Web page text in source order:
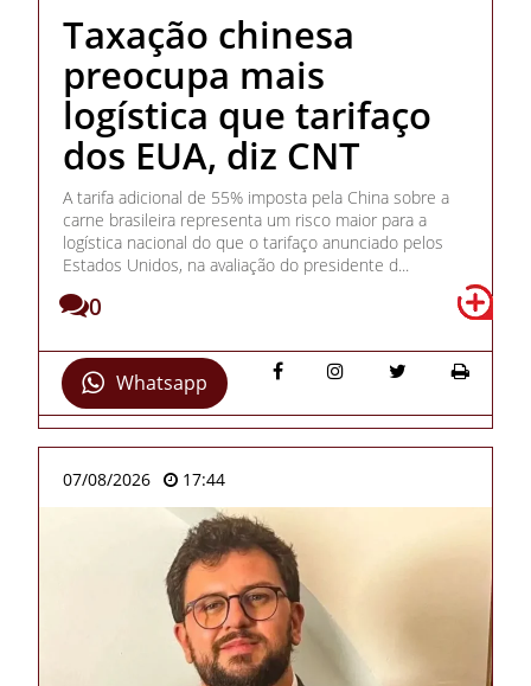
Taxação chinesa
preocupa mais
logística que tarifaço
dos EUA, diz CNT
A tarifa adicional de 55% imposta pela China sobre a
carne brasileira representa um risco maior para a
logística nacional do que o tarifaço anunciado pelos
Estados Unidos, na avaliação do presidente d...
0
Whatsapp
07/08/2026 17:44